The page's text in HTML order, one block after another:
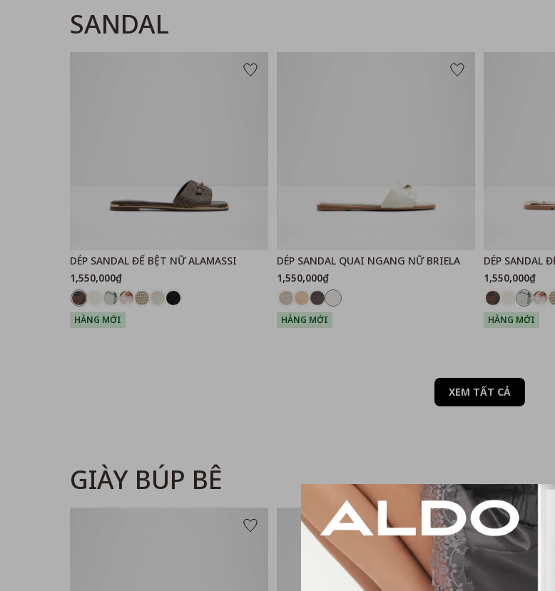
SANDAL
DÉP SANDAL ĐẾ BỆT NỮ ALAMASSI
1,550,000₫
HÀNG MỚI
DÉP SANDAL QUAI NGANG NỮ BRIELA
1,550,000₫
HÀNG MỚI
DÉP SANDAL
1,550,000₫
HÀNG MỚI
XEM TẤT CẢ
GIÀY BÚP BÊ